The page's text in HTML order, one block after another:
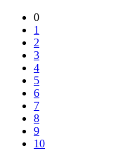
0
1
2
3
4
5
6
7
8
9
10